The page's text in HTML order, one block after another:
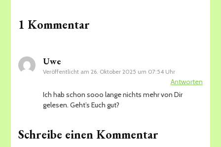
1 Kommentar
Uwe
Veröffentlicht am26. Oktober 2025 um 07:54 Uhr
Antworten
Ich hab schon sooo lange nichts mehr von Dir
gelesen. Geht’s Euch gut?
Schreibe einen Kommentar